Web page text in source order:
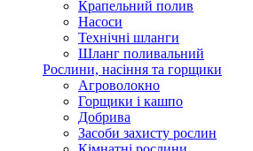
Крапельний полив
Насоси
Технічні шланги
Шланг поливальний
Рослини, насіння та горщики
Агроволокно
Горщики і кашпо
Добрива
Засоби захисту рослин